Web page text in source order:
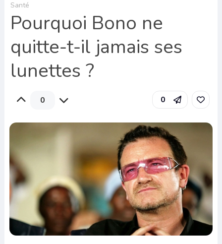
Santé
Pourquoi Bono ne
quitte-t-il jamais ses
lunettes ?
0 0